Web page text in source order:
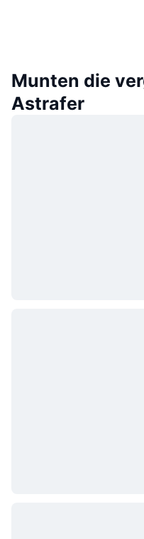
Munten die
Astrafer